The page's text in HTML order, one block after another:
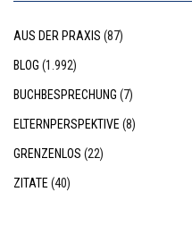
AUS DER PRAXIS (87)
BLOG (1.992)
BUCHBESPRECHUNG (7)
ELTERNPERSPEKTIVE (8)
GRENZENLOS (22)
ZITATE (40)